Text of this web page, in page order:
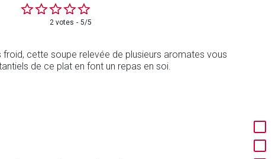
2 votes 5/5
cette soupe relevée de plusieurs aromates vous
de ce plat en font un repas en soi.